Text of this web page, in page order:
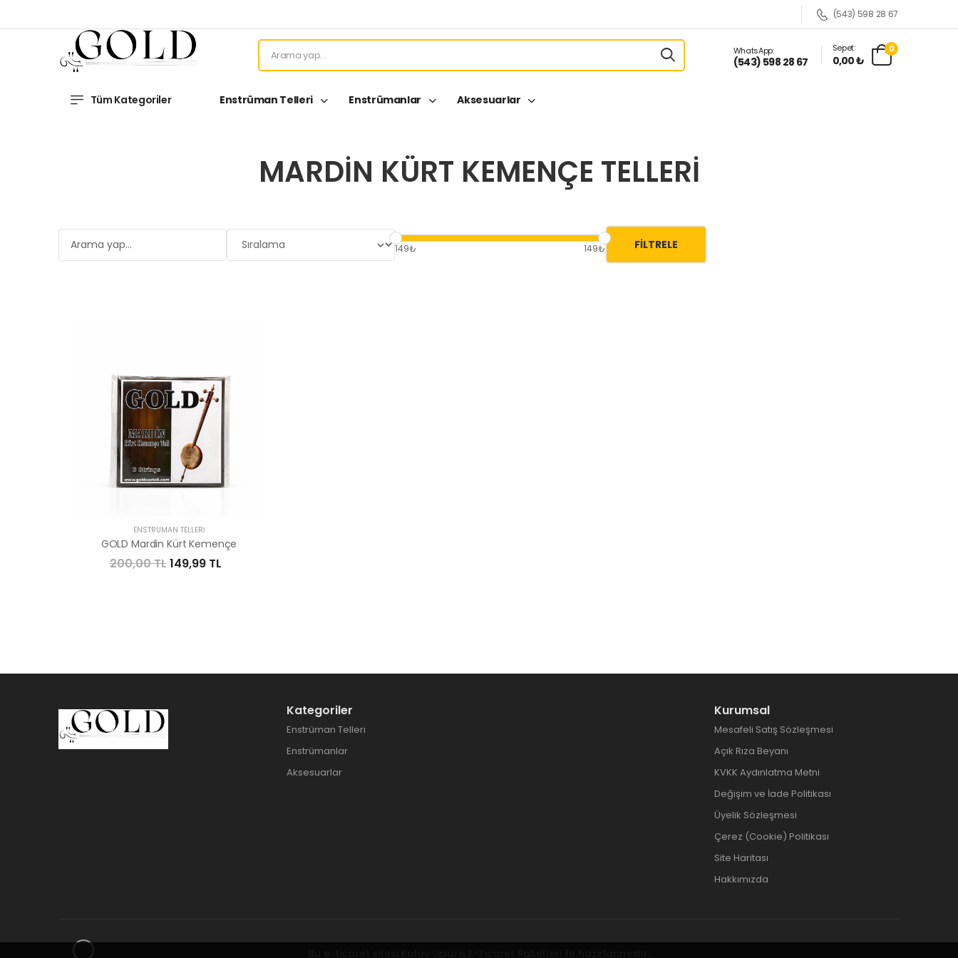
(543) 598 28 67
WhatsApp:
(543) 598 28 67
Sepet:
0,00 ₺
0
Tüm Kategoriler Enstrüman Telleri Enstrümanlar Aksesuarlar
MARDIN KÜRT KEMENÇE TELLERI
149₺ 149₺ FILTRELE
ENSTRÜMAN TELLERI
GOLD Mardin Kürt Kemençe
200,00 TL149,99 TL
Kategoriler
Enstrüman Telleri
Enstrümanlar
Aksesuarlar
Kurumsal
Mesafeli Satış Sözleşmesi
Açık Rıza Beyanı
KVKK Aydınlatma Metni
Değişim ve İade Politikası
Üyelik Sözleşmesi
Çerez (Cookie) Politikası
Site Haritası
Hakkımızda